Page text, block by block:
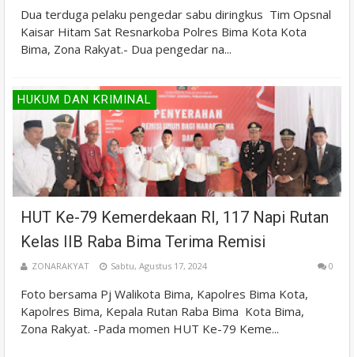
Dua terduga pelaku pengedar sabu diringkus Tim Opsnal
Kaisar Hitam Sat Resnarkoba Polres Bima Kota Kota
Bima, Zona Rakyat.- Dua pengedar na...
HUKUM DAN KRIMINAL
HUT Ke-79 Kemerdekaan RI, 117 Napi Rutan
Kelas IIB Raba Bima Terima Remisi
ZONARAKYAT Sabtu, Agustus 17, 2024 0
Foto bersama Pj Walikota Bima, Kapolres Bima Kota,
Kapolres Bima, Kepala Rutan Raba Bima Kota Bima,
Zona Rakyat. -Pada momen HUT Ke-79 Keme...